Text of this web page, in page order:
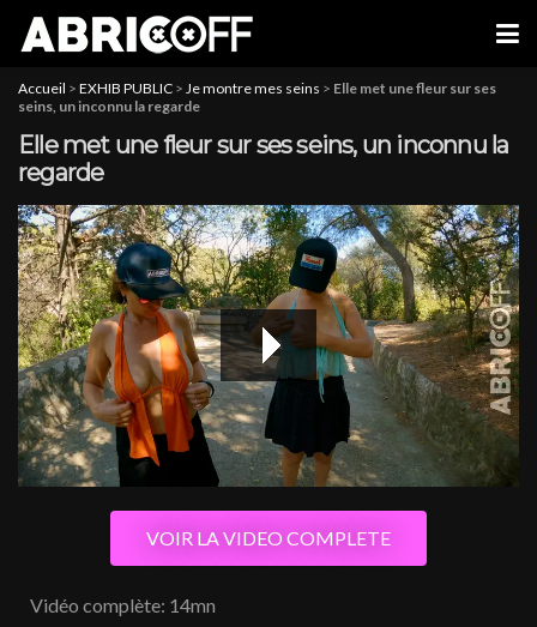
Accueil > EXHIB PUBLIC > Je montre mes seins > Elle met une fleur sur ses
seins, un inconnu la regarde
Elle met une fleur sur ses seins, un inconnu la
regarde
VOIR LA VIDEO COMPLETE
Vidéo complète: 14mn